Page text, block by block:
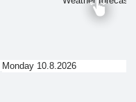
Monday 10.8.2026